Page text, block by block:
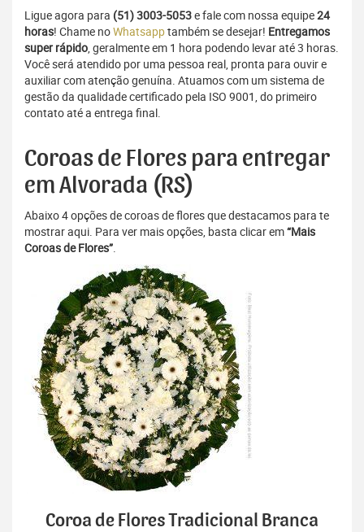
Ligue agora para (51) 3003-5053e fale com nossa equipe24
horas! Chame noWhatsapptambém se desejar! Entregamos
super rápido, geralmente em 1 hora podendo levar até 3 horas.
Você será atendido por uma pessoa real, pronta para ouvir e
auxiliar com atenção genuína. Atuamos com um sistema de
gestão da qualidade certificado pela ISO 9001, do primeiro
contato até a entrega final.
Coroas de Flores para entregar
em Alvorada (RS)
Abaixo 4 opções de coroas de flores que destacamos para te
mostrar aqui. Para ver mais opções, basta clicar em“Mais
Coroas de Flores”.
Coroa de Flores Tradicional Branca